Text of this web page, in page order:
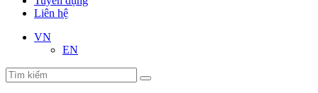
Liên hệ
VN
EN